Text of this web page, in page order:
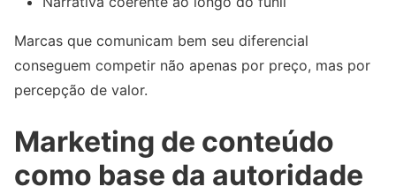
Marcas que comunicam bem seu diferencial
conseguem competir não apenas por preço, mas por
percepção de valor.
Marketing de conteúdo
como base da autoridade